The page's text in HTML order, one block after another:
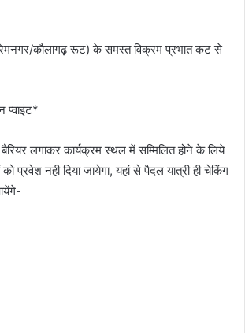
कौलागढ़ रूट) के समस्त विक्रम प्रभात कट से
प्वाइंट*
बैरियर लगाकर कार्यक्रम स्थल में सम्मिलित होने के लिये
प्रवेश नही दिया जायेगा, यहां से पैदल यात्री ही चेकिंग